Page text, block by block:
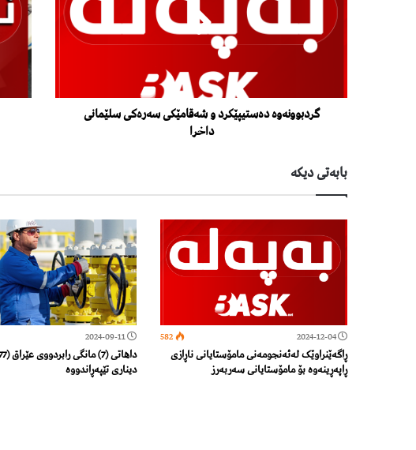
گردبوونەوە دەستیپێکرد و شەقامێکى سەرەکى سلێمانى
داخرا
بابەتی دیكە
2024-12-04
582
ڕاگەێنراوێک لەئەنجومەنی مامۆستایانی ناڕازی
ڕاپەڕینەوە بۆ مامۆستایانی سەربەرز
2024-09-11
دیناری تێپەڕاندووە